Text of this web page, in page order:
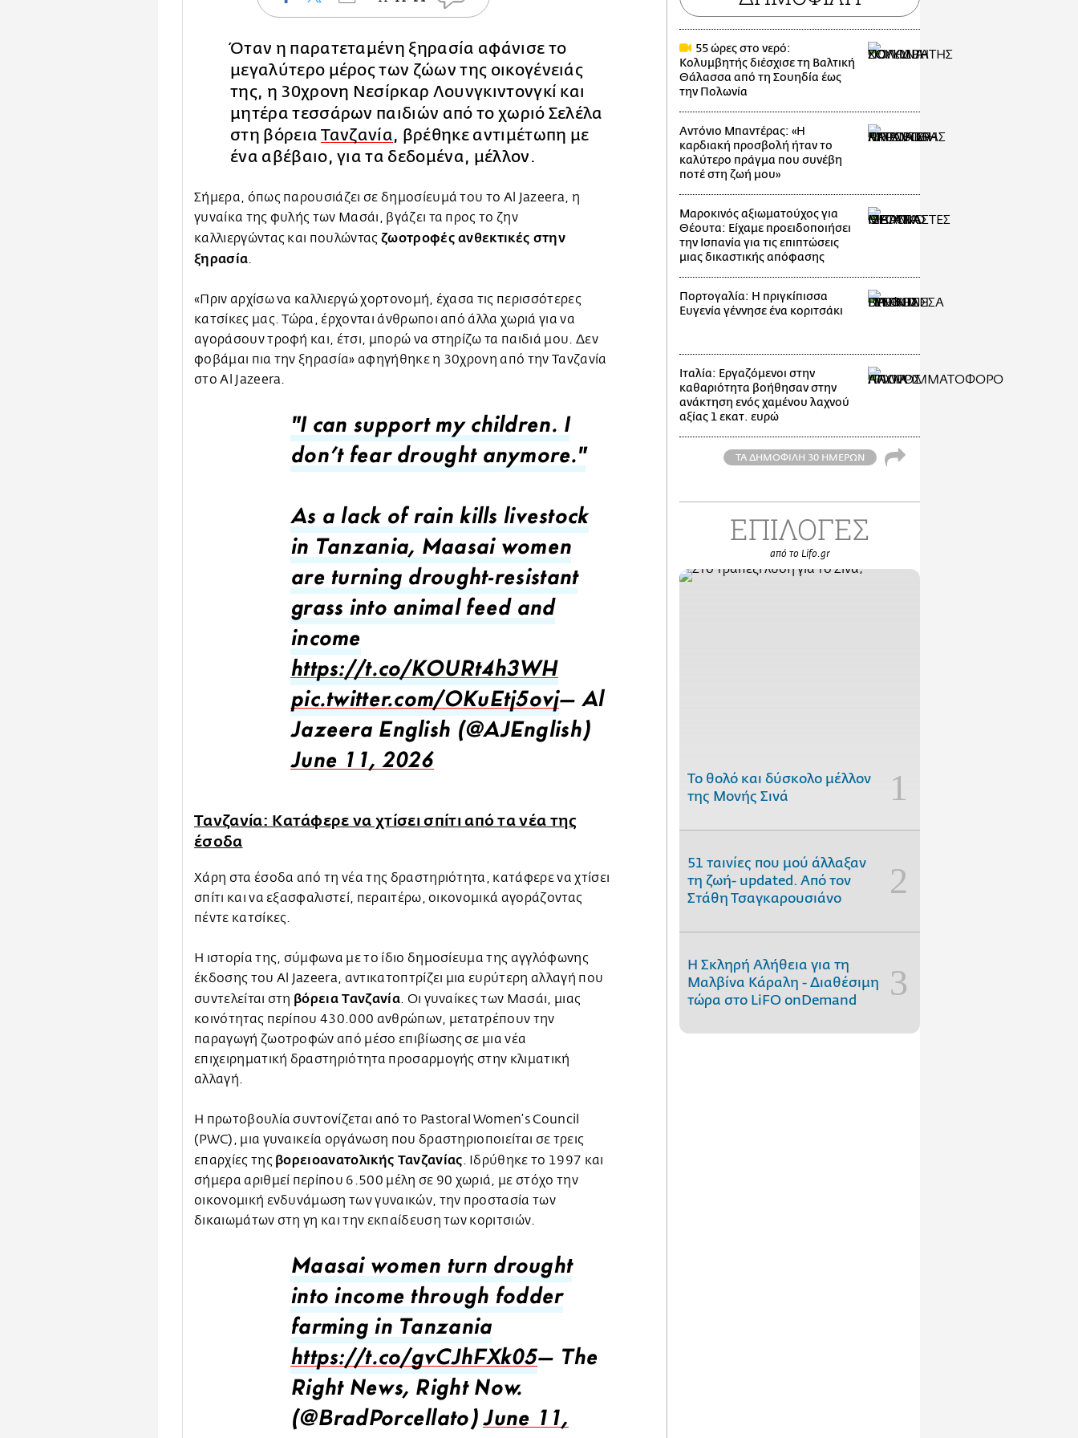
Όταν η παρατεταμένη ξηρασία αφάνισε το
μεγαλύτερο μέρος των ζώων της οικογένειάς
της, η 30χρονη Νεσίρκαρ Λουνγκιντονγκί και
μητέρα τεσσάρων παιδιών από το χωριό Σελέλα
στη βόρεια Τανζανία, βρέθηκε αντιμέτωπη με
ένα αβέβαιο, για τα δεδομένα, μέλλον.
Σήμερα, όπως παρουσιάζει σε δημοσίευμά του το Al Jazeera, η
γυναίκα της φυλής των Μασάι, βγάζει τα προς το ζην
καλλιεργώντας και πουλώντας ζωοτροφές ανθεκτικές στην
ξηρασία.
«Πριν αρχίσω να καλλιεργώ χορτονομή, έχασα τις περισσότερες
κατσίκες μας. Τώρα, έρχονται άνθρωποι από άλλα χωριά για να
αγοράσουν τροφή και, έτσι, μπορώ να στηρίζω τα παιδιά μου. Δεν
φοβάμαι πια την ξηρασία» αφηγήθηκε η 30χρονη από την Τανζανία
στο Al Jazeera.
"I can support my children. I
don’t fear drought anymore."
As a lack of rain kills livestock
in Tanzania, Maasai women
are turning drought-resistant
grass into animal feed and
income
https://t.co/KOURt4h3WH
pic.twitter.com/OKuEtj5ovj— Al
Jazeera English (@AJEnglish)
June 11, 2026
Τανζανία: Κατάφερε να χτίσει σπίτι από τα νέα της
έσοδα
Χάρη στα έσοδα από τη νέα της δραστηριότητα, κατάφερε να χτίσει
σπίτι και να εξασφαλιστεί, περαιτέρω, οικονομικά αγοράζοντας
πέντε κατσίκες.
Η ιστορία της, σύμφωνα με το ίδιο δημοσίευμα της αγγλόφωνης
έκδοσης του Al Jazeera, αντικατοπτρίζει μια ευρύτερη αλλαγή που
συντελείται στη βόρεια Τανζανία. Οι γυναίκες των Μασάι, μιας
κοινότητας περίπου 430.000 ανθρώπων, μετατρέπουν την
παραγωγή ζωοτροφών από μέσο επιβίωσης σε μια νέα
επιχειρηματική δραστηριότητα προσαρμογής στην κλιματική
αλλαγή.
Η πρωτοβουλία συντονίζεται από το Pastoral Women’s Council
(PWC), μια γυναικεία οργάνωση που δραστηριοποιείται σε τρεις
επαρχίες της βορειοανατολικής Τανζανίας. Ιδρύθηκε το 1997 και
σήμερα αριθμεί περίπου 6.500 μέλη σε 90 χωριά, με στόχο την
οικονομική ενδυνάμωση των γυναικών, την προστασία των
δικαιωμάτων στη γη και την εκπαίδευση των κοριτσιών.
Maasai women turn drought
into income through fodder
farming in Tanzania
https://t.co/gvCJhFXk05— The
Right News, Right Now.
(@BradPorcellato)June 11,
55 ώρες στο νερό:
Κολυμβητής διέσχισε τη Βαλτική
Θάλασσα από τη Σουηδία έως
την Πολωνία
Αντόνιο Μπαντέρας: «Η
καρδιακή προσβολή ήταν το
καλύτερο πράγμα που συνέβη
ποτέ στη ζωή μου»
Μαροκινός αξιωματούχος για
Θέουτα: Είχαμε προειδοποιήσει
την Ισπανία για τις επιπτώσεις
μιας δικαστικής απόφασης
Πορτογαλία: Η πριγκίπισσα
Ευγενία γέννησε ένα κοριτσάκι
Ιταλία: Εργαζόμενοι στην
καθαριότητα βοήθησαν στην
ανάκτηση ενός χαμένου λαχνού
αξίας 1 εκατ. ευρώ
ΤΑ ΔΗΜΟΦΙΛΗ 30 ΗΜΕΡΩΝ
ΕΠΙΛΟΓΕΣ
από το Lifo.gr
Το θολό και δύσκολο μέλλον
της Μονής Σινά
51 ταινίες που μού άλλαξαν
τη ζωή- updated. Aπό τον
Στάθη Τσαγκαρουσιάνο
Η Σκληρή Αλήθεια για τη
Μαλβίνα Κάραλη - Διαθέσιμη
τώρα στo LiFO onDemand